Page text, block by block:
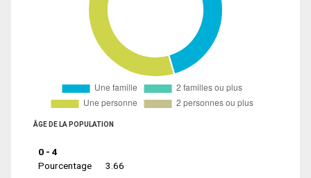
ÂGE DE LA POPULATION
0 - 4
Pourcentage
3.66